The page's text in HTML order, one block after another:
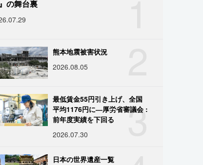
1
の舞台裏
熊本地震被害状況
2026.08.05
3
最低賃金55円引き上げ、全国
平均1176円に―厚労省審議会 :
前年度実績を下回る
2026.07.30
日本の世界遺産一覧